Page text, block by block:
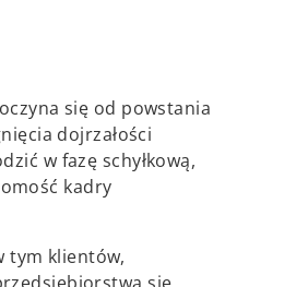
się od powstania
dojrzałości
w fazę schyłkową,
kadry
tym klientów,